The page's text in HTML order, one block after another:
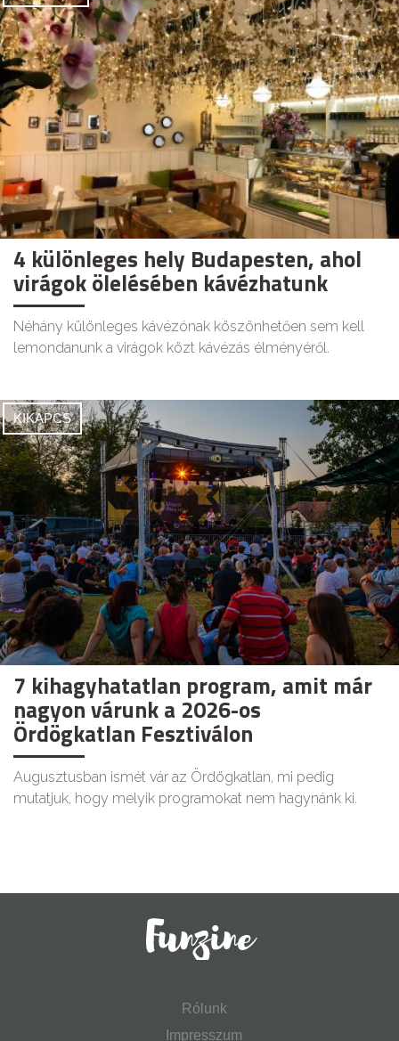
4 különleges hely Budapesten, ahol
virágok ölelésében kávézhatunk
Néhány különleges kávézónak köszönhetően sem kell
lemondanunk a virágok közt kávézás élményéről.
KIKAPCS
7 kihagyhatatlan program, amit már
nagyon várunk a 2026-os
Ördögkatlan Fesztiválon
Augusztusban ismét vár az Ördögkatlan, mi pedig
mutatjuk, hogy melyik programokat nem hagynánk ki.
Rólunk
Impresszum